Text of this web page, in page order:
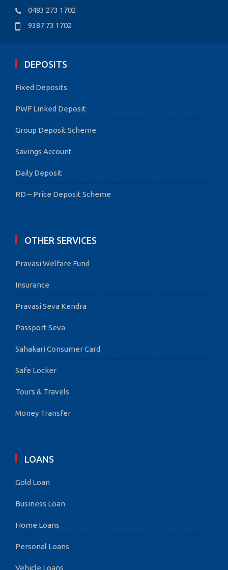
0483 273 1702
9387 73 1702
DEPOSITS
Fixed Deposits
PWF Linked Deposit
Group Deposit Scheme
Savings Account
Daily Deposit
RD – Price Deposit Scheme
OTHER SERVICES
Pravasi Welfare Fund
Insurance
Pravasi Seva Kendra
Passport Seva
Sahakari Consumer Card
Safe Locker
Tours & Travels
Money Transfer
LOANS
Gold Loan
Business Loan
Home Loans
Personal Loans
Vehicle Loans